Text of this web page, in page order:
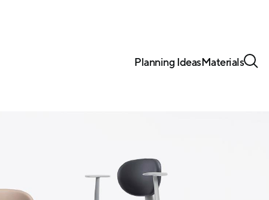
Planning IdeasMaterials